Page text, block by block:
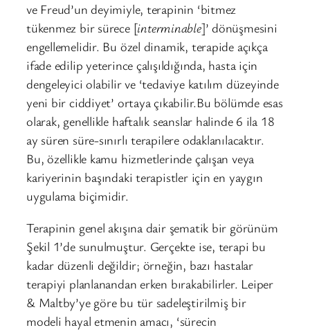
ve Freud’un deyimiyle, terapinin ‘bitmez
tükenmez bir sürece [interminable]’ dönüşmesini
engellemelidir. Bu özel dinamik, terapide açıkça
ifade edilip yeterince çalışıldığında, hasta için
dengeleyici olabilir ve ‘tedaviye katılım düzeyinde
yeni bir ciddiyet’ ortaya çıkabilir.Bu bölümde esas
olarak, genellikle haftalık seanslar halinde 6 ila 18
ay süren süre-sınırlı terapilere odaklanılacaktır.
Bu, özellikle kamu hizmetlerinde çalışan veya
kariyerinin başındaki terapistler için en yaygın
uygulama biçimidir.
Terapinin genel akışına dair şematik bir görünüm
Şekil 1’de sunulmuştur. Gerçekte ise, terapi bu
kadar düzenli değildir; örneğin, bazı hastalar
terapiyi planlanandan erken bırakabilirler. Leiper
& Maltby’ye göre bu tür sadeleştirilmiş bir
modeli hayal etmenin amacı, ‘sürecin